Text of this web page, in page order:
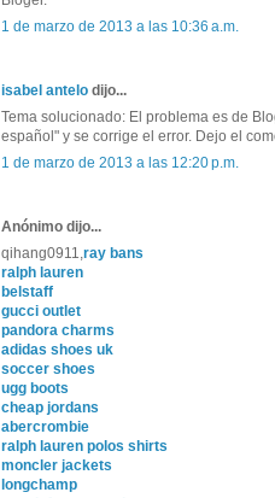
1 de marzo de 2013 a las 10:36 a.m.
isabel antelo dijo...
Tema solucionado: El problema es de
español" y se corrige el error. Dejo el
1 de marzo de 2013 a las 12:20 p.m.
Anónimo dijo...
qihang0911,ray bans
ralph lauren
belstaff
gucci outlet
pandora charms
adidas shoes uk
soccer shoes
ugg boots
cheap jordans
abercrombie
ralph lauren polos shirts
moncler jackets
longchamp